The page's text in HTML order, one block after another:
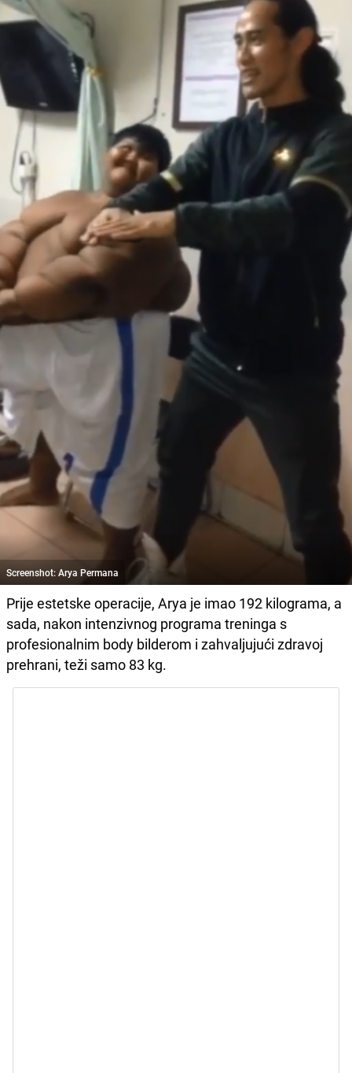
Screenshot: Arya Permana
Prije estetske operacije, Arya je imao 192 kilograma, a
sada, nakon intenzivnog programa treninga s
profesionalnim body bilderom i zahvaljujući zdravoj
prehrani, teži samo 83 kg.